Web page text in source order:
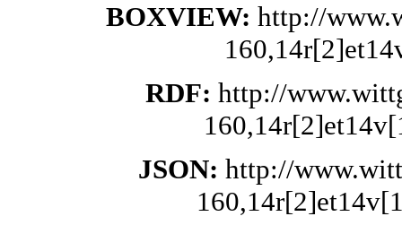
BOXVIEW: http://
RDF: http://
JSON: http://